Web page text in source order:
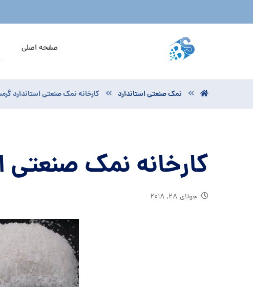
صفحه اصلی
نمک صنعتی استاندارد کارخانه نمک صنعتی استاندارد
کارخانه نمک صنعتی
جولای ۲۸, ۲۰۱۸